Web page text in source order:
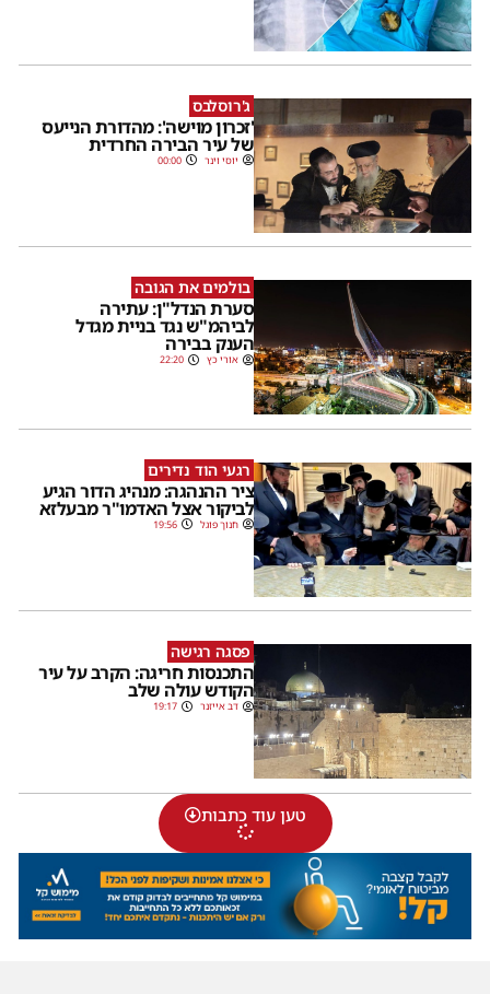
ג'רוסלבס
'זכרון מוישה': מהדורת הנייעס
של עיר הבירה החרדית
יוסי וינר 00:00
בולמים את הגובה
סערת הנדל"ן: עתירה
לביהמ"ש נגד בניית מגדל
הענק בבירה
אורי כץ 22:20
רגעי הוד נדירים
ציר ההנהגה: מנהיג הדור הגיע
לביקור אצל האדמו"ר מבעלזא
חנוך פוגל 19:56
פסגה רגישה
התכנסות חריגה: הקרב על עיר
הקודש עולה שלב
דב אייזנר 19:17
טען עוד כתבות